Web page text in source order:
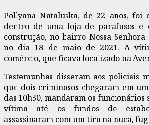
Pollyana Nataluska, de 22 anos, foi
dentro de uma loja de parafusos e
construção, no bairro Nossa Senhora
no dia 18 de maio de 2021. A
comércio, que ficava localizado na
Testemunhas disseram aos policiais
que dois criminosos chegaram em
das 10h30, mandaram os funcionários
vítima até os fundos do
assassinaram com um tiro na nuca,